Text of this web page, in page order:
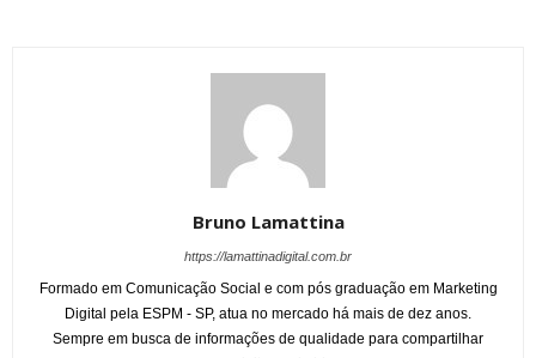
Bruno Lamattina
https://lamattinadigital.com.br
Formado em Comunicação Social e com pós graduação em Marketing
Digital pela ESPM - SP, atua no mercado há mais de dez anos.
Sempre em busca de informações de qualidade para compartilhar